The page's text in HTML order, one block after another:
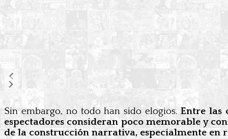
Sin embargo, no todo han sido elogios. Entre las
espectadores consideran poco memorable y
de la construcción narrativa, especialmente en